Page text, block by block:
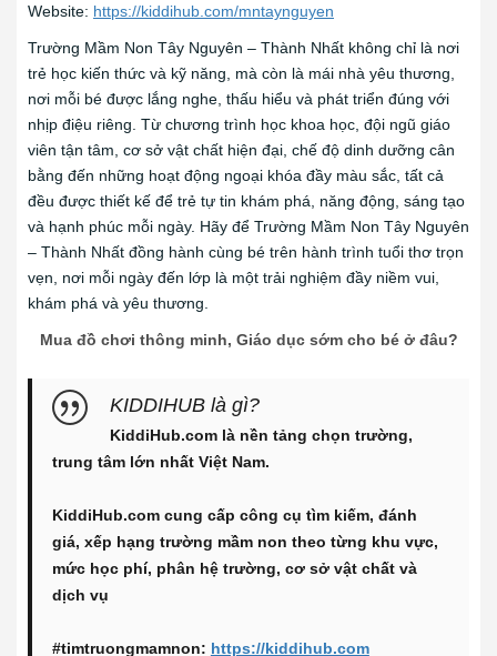
Website: https://kiddihub.com/mntaynguyen
Trường Mầm Non Tây Nguyên – Thành Nhất không chỉ là nơi
trẻ học kiến thức và kỹ năng, mà còn là mái nhà yêu thương,
nơi mỗi bé được lắng nghe, thấu hiểu và phát triển đúng với
nhịp điệu riêng. Từ chương trình học khoa học, đội ngũ giáo
viên tận tâm, cơ sở vật chất hiện đại, chế độ dinh dưỡng cân
bằng đến những hoạt động ngoại khóa đầy màu sắc, tất cả
đều được thiết kế để trẻ tự tin khám phá, năng động, sáng tạo
và hạnh phúc mỗi ngày. Hãy để Trường Mầm Non Tây Nguyên
– Thành Nhất đồng hành cùng bé trên hành trình tuổi thơ trọn
vẹn, nơi mỗi ngày đến lớp là một trải nghiệm đầy niềm vui,
khám phá và yêu thương.
Mua đồ chơi thông minh, Giáo dục sớm cho bé ở đâu?
KIDDIHUB là gì?
KiddiHub.com là nền tảng chọn trường,
trung tâm lớn nhất Việt Nam.
KiddiHub.com cung cấp công cụ tìm kiếm, đánh
giá, xếp hạng trường mầm non theo từng khu vực,
mức học phí, phân hệ trường, cơ sở vật chất và
dịch vụ
#timtruongmamnon: https://kiddihub.com